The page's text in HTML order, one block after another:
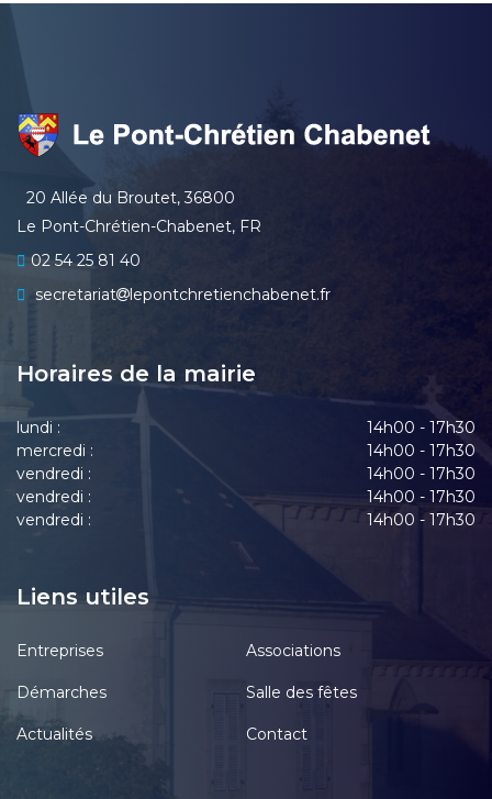
20 Allée du Broutet, 36800
Le Pont-Chrétien-Chabenet, FR
02 54 25 81 40
secretariat
lepontchretienchabenet.fr
Horaires de la mairie
lundi :
14h00 - 17h30
mercredi :
14h00 - 17h30
vendredi :
14h00 - 17h30
vendredi :
14h00 - 17h30
vendredi :
14h00 - 17h30
Liens utiles
Entreprises Associations
Démarches Salle des fêtes
Actualités Contact